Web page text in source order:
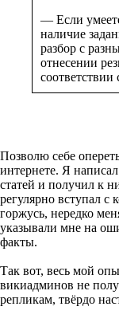
— Если
наличие
разбор с
отнесении
Позволю себе
интернете. Я
статей и получил к
регулярно вступал с
горжусь, нередко
указывали мне на
факты.
Так вот, весь мой
викиадминов не
репликам, твёрдо